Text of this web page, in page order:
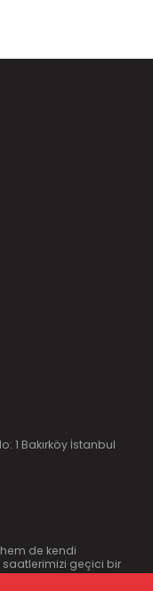
1 Bakırköy İstanbul
de kendi
saatlerimizi geçici bir